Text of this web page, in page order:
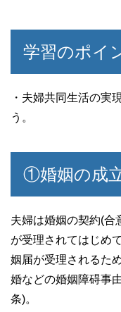
学習のポイ
・夫婦共同生活の実
う。
①婚姻の成
夫婦は婚姻の契約(合
が受理されてはじめ
姻届が受理されるた
婚などの婚姻障碍事
条)。